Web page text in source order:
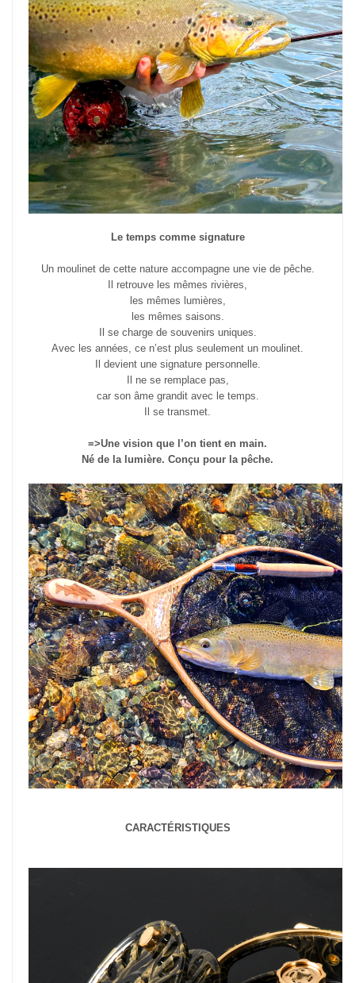
Le temps comme signature
Un moulinet de cette nature accompagne une vie de pêche.
Il retrouve les mêmes rivières,
les mêmes lumières,
les mêmes saisons.
Il se charge de souvenirs uniques.
Avec les années, ce n’est plus seulement un moulinet.
Il devient une signature personnelle.
Il ne se remplace pas,
car son âme grandit avec le temps.
Il se transmet.
=>Une vision que l’on tient en main.
Né de la lumière. Conçu pour la pêche.
CARACTÉRISTIQUES